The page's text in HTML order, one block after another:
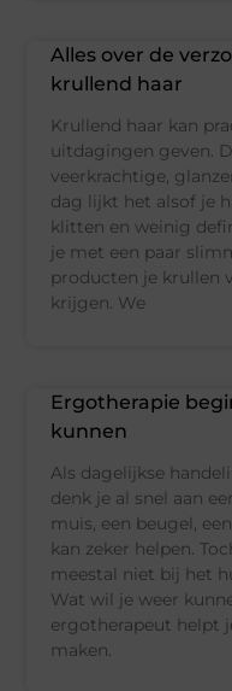
Alles over de
krullend haar
Krullend haar kan
uitdagingen geven.
veerkrachtige,
dag lijkt het alsof je
klitten en weinig
je met een paar
producten je krullen
krijgen. We
Ergotherapie
kunnen
Als dagelijkse
denk je al snel aan
muis, een beugel,
kan zeker helpen.
meestal niet bij het
Wat wil je weer
ergotherapeut helpt
maken.